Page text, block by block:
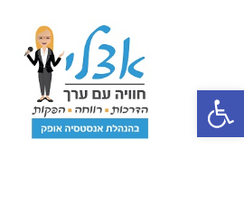
פתח סרגל נגישות